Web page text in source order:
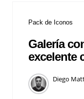
Pack de Iconos
Galería
excelente
Diego